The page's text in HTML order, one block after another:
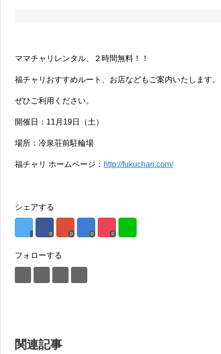
ママチャリレンタル、２時間無料！！
福チャリおすすめルート、お店などもご案内いたします。
ぜひご利用ください。
開催日：11月19日（土）
場所：冷泉荘前駐輪場
福チャリ ホームページ： http://fukuchari.com/
シェアする
0 0 0 0
フォローする
関連記事